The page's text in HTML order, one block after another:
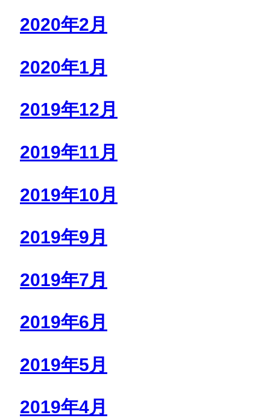
2020年2月
2020年1月
2019年12月
2019年11月
2019年10月
2019年9月
2019年7月
2019年6月
2019年5月
2019年4月